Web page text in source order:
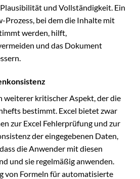
und Vollständigkeit. Ein
Prozess, bei dem die Inhalte mit
werden, hilft,
und das Dokument
weiterer kritischer Aspekt, der die
bestimmt. Excel bietet zwar
zur Excel Fehlerprüfung und zur
der eingegebenen Daten,
die Anwender mit diesen
und sie regelmäßig anwenden.
von Formeln für automatisierte